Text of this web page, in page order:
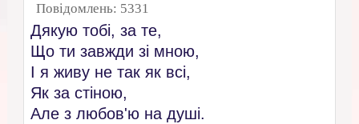
Повідомлень: 5331
Дякую тобі, за те,
Що ти завжди зі мною,
I я живу не так як всі,
Як за стіною,
Але з любов'ю на душі.